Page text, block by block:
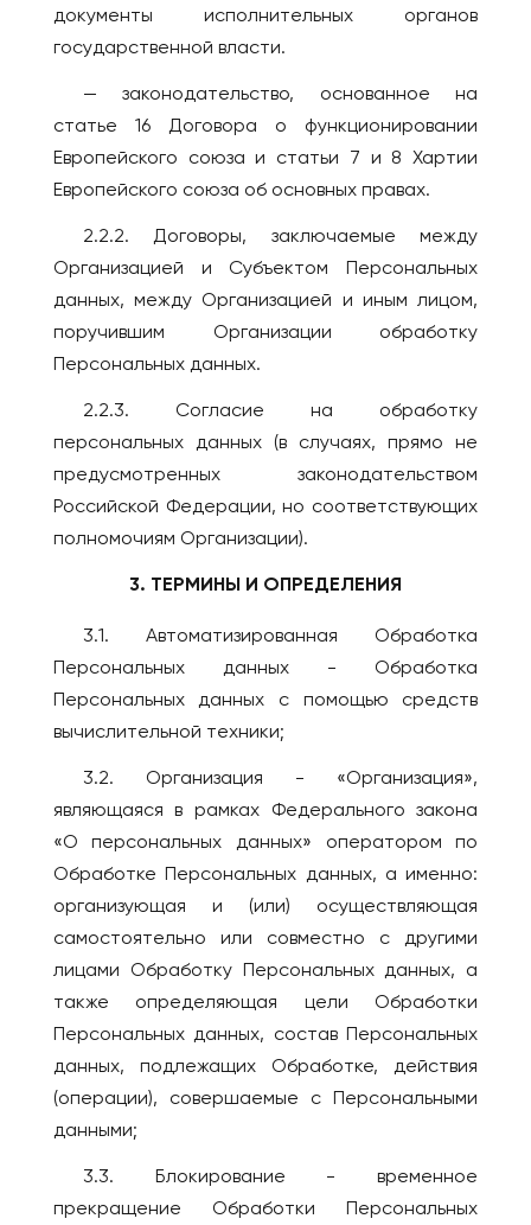
документы исполнительных органов
государственной власти.
— законодательство, основанное на
статье 16 Договора о функционировании
Европейского союза и статьи 7 и 8 Хартии
Европейского союза об основных правах.
2.2.2. Договоры, заключаемые между
Организацией и Субъектом Персональных
данных, между Организацией и иным лицом,
поручившим Организации обработку
Персональных данных.
2.2.3. Согласие на обработку
персональных данных (в случаях, прямо не
предусмотренных законодательством
Российской Федерации, но соответствующих
полномочиям Организации).
3. ТЕРМИНЫ И ОПРЕДЕЛЕНИЯ
3.1. Автоматизированная Обработка
Персональных данных - Обработка
Персональных данных с помощью средств
вычислительной техники;
3.2. Организация - «Организация»,
являющаяся в рамках Федерального закона
«О персональных данных» оператором по
Обработке Персональных данных, а именно:
организующая и (или) осуществляющая
самостоятельно или совместно с другими
лицами Обработку Персональных данных, а
также определяющая цели Обработки
Персональных данных, состав Персональных
данных, подлежащих Обработке, действия
(операции), совершаемые с Персональными
данными;
3.3. Блокирование - временное
прекращение Обработки Персональных